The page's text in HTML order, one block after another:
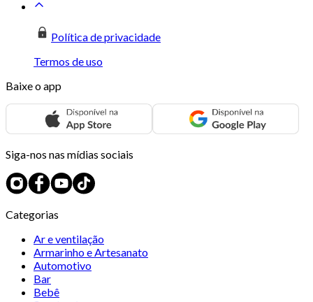
Política de privacidade
Termos de uso
Baixe o app
Siga-nos nas mídias sociais
Categorias
Ar e ventilação
Armarinho e Artesanato
Automotivo
Bar
Bebê